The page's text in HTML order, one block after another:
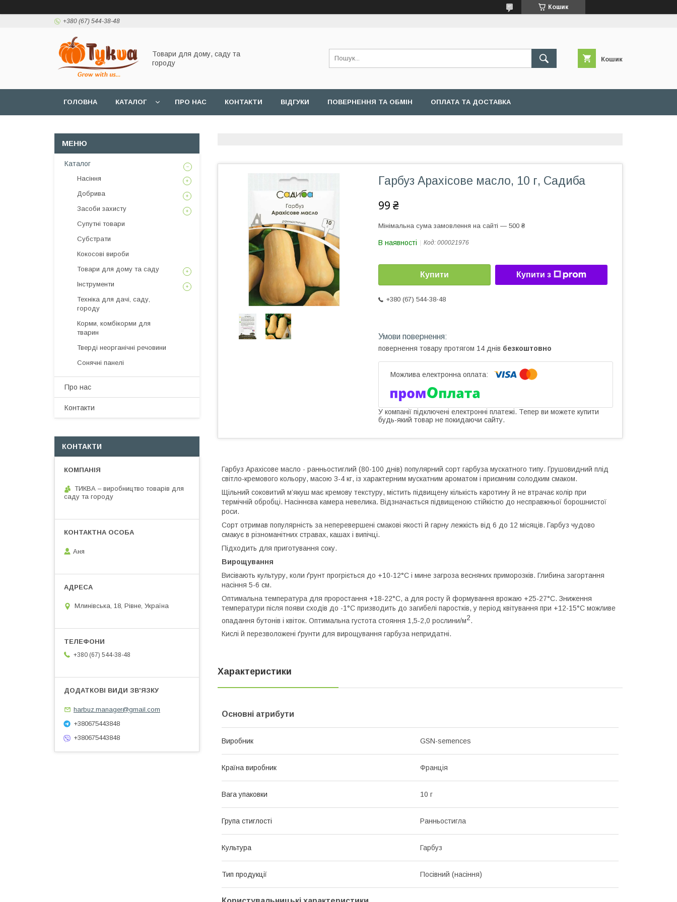
Кошик
+380 (67) 544-38-48
Товари для дому, саду та
городу
Кошик
ГОЛОВНА КАТАЛОГ ПРО НАС КОНТАКТИ ВІДГУКИ ПОВЕРНЕННЯ ТА ОБМІН ОПЛАТА ТА ДОСТАВКА
Гарбуз Арахісове масло, 10 г, Садиба
99 ₴
Мінімальна сума замовлення на сайті — 500 ₴
В наявності Код: 000021976
Купити Купити з
+380 (67) 544-38-48
повернення товару протягом 14 днів безкоштовно
У компанії підключені електронні платежі. Тепер ви можете купити
будь-який товар не покидаючи сайту.
Гарбуз Арахісове масло - ранньостиглий (80-100 днів) популярний сорт гарбуза мускатного типу. Грушовидний плід
світло-кремового кольору, масою 3-4 кг, із характерним мускатним ароматом і приємним солодким смаком.
Щільний соковитий м’якуш має кремову текстуру, містить підвищену кількість каротину й не втрачає колір при
термічній обробці. Насіннєва камера невелика. Відзначається підвищеною стійкістю до несправжньої борошнистої
роси.
Сорт отримав популярність за неперевершені смакові якості й гарну лежкість від 6 до 12 місяців. Гарбуз чудово
смакує в різноманітних стравах, кашах і випічці.
Підходить для приготування соку.
Вирощування
Висівають культуру, коли ґрунт прогріється до +10-12°С і мине загроза весняних приморозків. Глибина загортання
насіння 5-6 см.
Оптимальна температура для проростання +18-22°С, а для росту й формування врожаю +25-27°С. Зниження
температури після появи сходів до -1°С призводить до загибелі паростків, у період квітування при +12-15°С можливе
опадання бутонів і квіток. Оптимальна густота стояння 1,5-2,0 рослини/м2.
Кислі й перезволожені ґрунти для вирощування гарбуза непридатні.
Характеристики
Основні атрибути
Виробник GSN-semences
Країна виробник Франція
Вага упаковки 10 г
Група стиглості Ранньостигла
Культура Гарбуз
Тип продукції Посівний (насіння)
Каталог
Насіння
Добрива
Засоби захисту
Супутні товари
Субстрати
Кокосові вироби
Товари для дому та саду
Інструменти
Техніка для дачі, саду,
городу
Корми, комбікорми для
тварин
Тверді неорганічні речовини
Сонячні панелі
Про нас
Контакти
КОНТАКТИ
ТИКВА – виробництво товарів для
саду та городу
Аня
Млинівська, 18, Рівне, Україна
+380 (67) 544-38-48
harbuz.manager@gmail.com
+380675443848
+380675443848